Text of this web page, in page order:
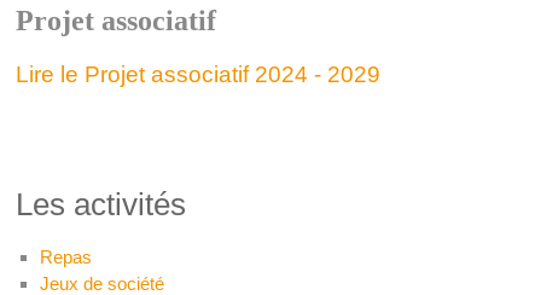
Projet associatif
Lire le Projet associatif 2024 - 2029
Les activités
Repas
Jeux de société